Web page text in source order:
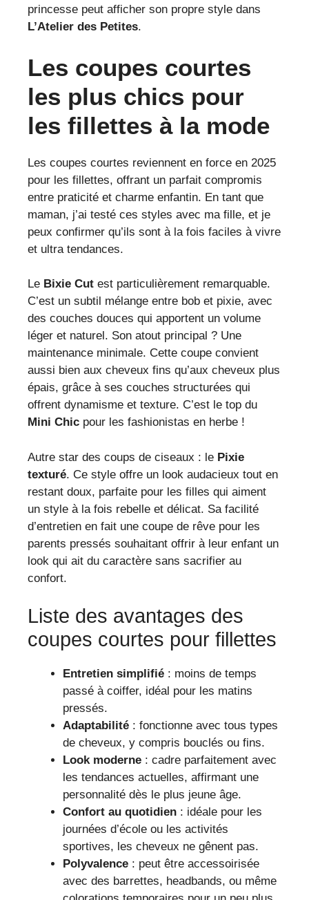
princesse peut afficher son propre style dans
L’Atelier des Petites.
Les coupes courtes
les plus chics pour
les fillettes à la mode
Les coupes courtes reviennent en force en 2025
pour les fillettes, offrant un parfait compromis
entre praticité et charme enfantin. En tant que
maman, j’ai testé ces styles avec ma fille, et je
peux confirmer qu’ils sont à la fois faciles à vivre
et ultra tendances.
Le Bixie Cut est particulièrement remarquable.
C’est un subtil mélange entre bob et pixie, avec
des couches douces qui apportent un volume
léger et naturel. Son atout principal ? Une
maintenance minimale. Cette coupe convient
aussi bien aux cheveux fins qu’aux cheveux plus
épais, grâce à ses couches structurées qui
offrent dynamisme et texture. C’est le top du
Mini Chic pour les fashionistas en herbe !
Autre star des coups de ciseaux : le Pixie
texturé. Ce style offre un look audacieux tout en
restant doux, parfaite pour les filles qui aiment
un style à la fois rebelle et délicat. Sa facilité
d’entretien en fait une coupe de rêve pour les
parents pressés souhaitant offrir à leur enfant un
look qui ait du caractère sans sacrifier au
confort.
Liste des avantages des
coupes courtes pour fillettes
Entretien simplifié : moins de temps
passé à coiffer, idéal pour les matins
pressés.
Adaptabilité : fonctionne avec tous types
de cheveux, y compris bouclés ou fins.
Look moderne : cadre parfaitement avec
les tendances actuelles, affirmant une
personnalité dès le plus jeune âge.
Confort au quotidien : idéale pour les
journées d’école ou les activités
sportives, les cheveux ne gênent pas.
Polyvalence : peut être accessoirisée
avec des barrettes, headbands, ou même